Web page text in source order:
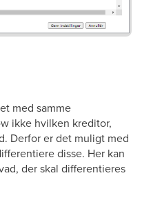
med samme
ikke hvilken kreditor,
Derfor er det muligt med
disse. Her kan
der skal differentieres